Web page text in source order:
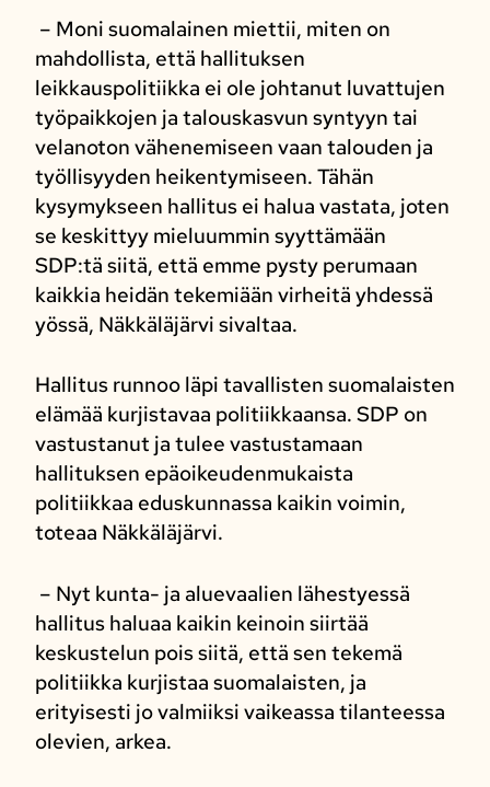
– Moni suomalainen miettii, miten on
mahdollista, että hallituksen
leikkauspolitiikka ei ole johtanut luvattujen
työpaikkojen ja talouskasvun syntyyn tai
velanoton vähenemiseen vaan talouden ja
työllisyyden heikentymiseen. Tähän
kysymykseen hallitus ei halua vastata, joten
se keskittyy mieluummin syyttämään
SDP:tä siitä, että emme pysty perumaan
kaikkia heidän tekemiään virheitä yhdessä
yössä, Näkkäläjärvi sivaltaa.
Hallitus runnoo läpi tavallisten suomalaisten
elämää kurjistavaa politiikkaansa. SDP on
vastustanut ja tulee vastustamaan
hallituksen epäoikeudenmukaista
politiikkaa eduskunnassa kaikin voimin,
toteaa Näkkäläjärvi.
– Nyt kunta- ja aluevaalien lähestyessä
hallitus haluaa kaikin keinoin siirtää
keskustelun pois siitä, että sen tekemä
politiikka kurjistaa suomalaisten, ja
erityisesti jo valmiiksi vaikeassa tilanteessa
olevien, arkea.